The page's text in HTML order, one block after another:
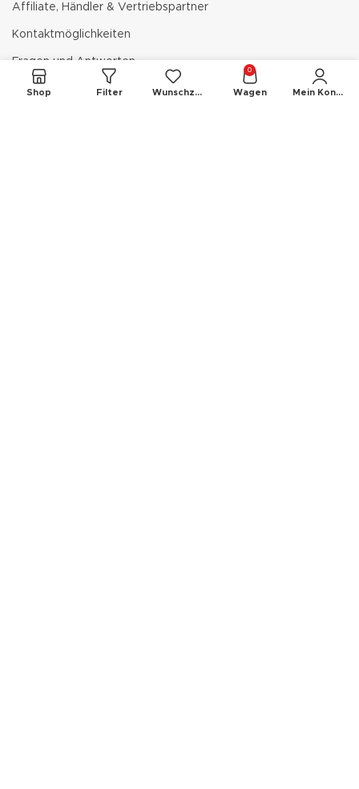
Affiliate, Händler & Vertriebspartner
Kontaktmöglichkeiten
Fragen und Antworten
Shop Filter Wunschzettel
0
Wagen Mein Konto